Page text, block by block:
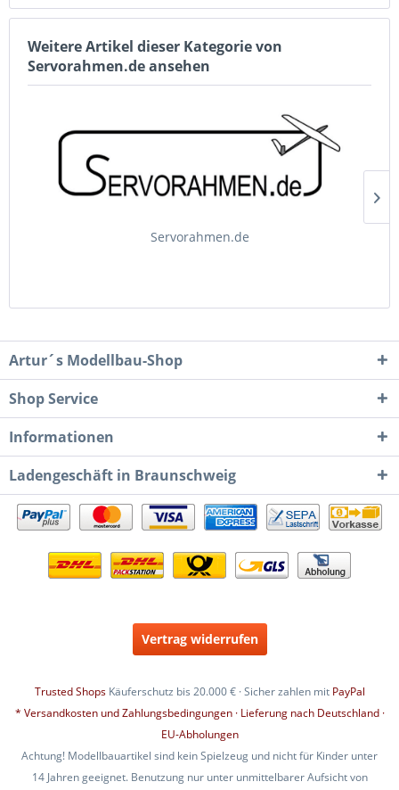
Weitere Artikel dieser Kategorie von
Servorahmen.de ansehen
Servorahmen.de
Artur´s Modellbau-Shop
Shop Service
Informationen
Ladengeschäft in Braunschweig
Vertrag widerrufen
Trusted ShopsKäuferschutz bis 20.000 € · Sicher zahlen mit PayPal
* Versandkosten und Zahlungsbedingungen · Lieferung nach Deutschland ·
EU-Abholungen
Achtung! Modellbauartikel sind kein Spielzeug und nicht für Kinder unter
14 Jahren geeignet. Benutzung nur unter unmittelbarer Aufsicht von